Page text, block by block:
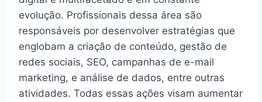
evolução. Profissionais dessa área são
responsáveis por desenvolver estratégias que
englobam a criação de conteúdo, gestão de
redes sociais, SEO, campanhas de e-mail
marketing, e análise de dados, entre outras
atividades. Todas essas ações visam aumentar